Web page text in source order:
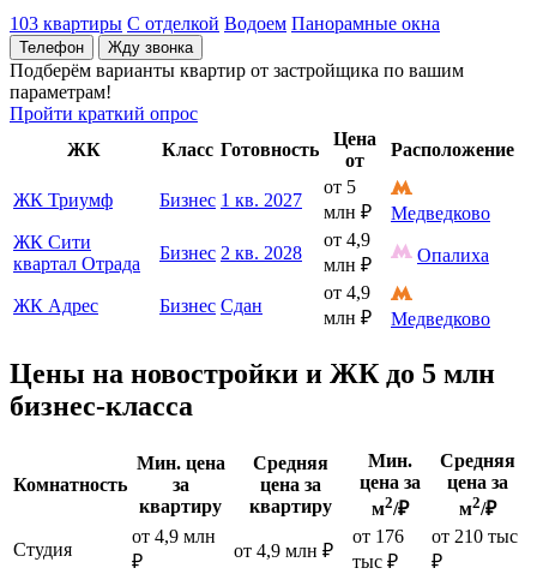
103 квартиры С отделкой Водоем Панорамные окна
Телефон Жду звонка
Подберём варианты квартир от застройщика по вашим
параметрам!
Пройти краткий опрос
ЖК
Класс Готовность
Цена
от
Расположение
ЖК Триумф Бизнес 1 кв. 2027
от 5
млн ₽
Медведково
ЖК Сити
квартал Отрада
Бизнес 2 кв. 2028
от 4,9
млн ₽ Опалиха
ЖК Адрес Бизнес Сдан
от 4,9
млн ₽ Медведково
Цены на новостройки и ЖК до 5 млн
бизнес-класса
Комнатность
Мин. цена
за
квартиру
Средняя
цена за
квартиру
Мин.
цена за
м2/₽
Средняя
цена за
м2/₽
Студия
от 4,9 млн
₽
от 4,9 млн ₽
от 176
тыс ₽
от 210 тыс
₽